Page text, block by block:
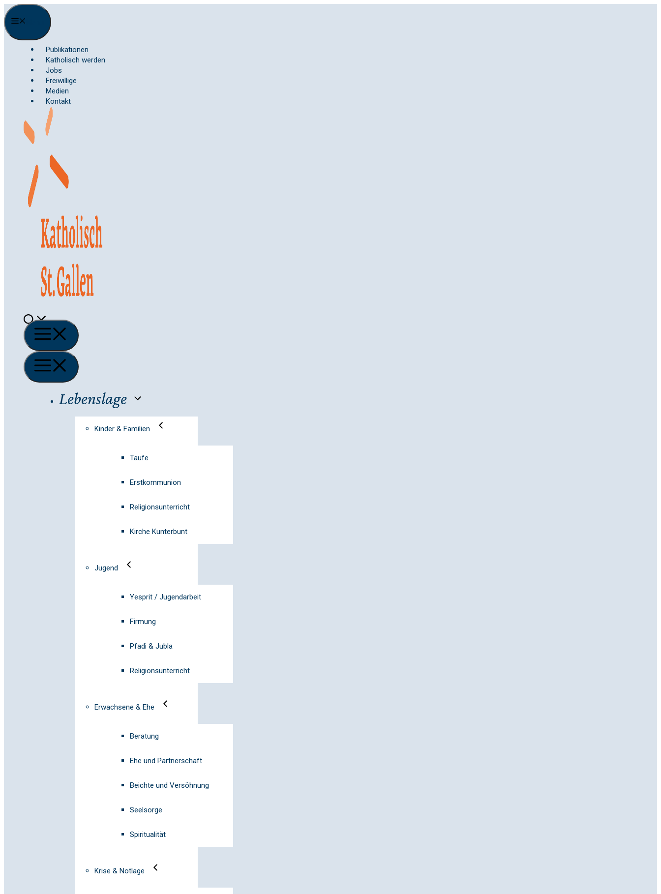
Springe
zum
Inhalt
Publikationen
Katholisch werden
Jobs
Freiwillige
Medien
Kontakt
Menü
Menü
Lebenslage
Kinder & Familien
Taufe
Erstkommunion
Religionsunterricht
Kirche Kunterbunt
Jugend
Yesprit / Jugendarbeit
Firmung
Pfadi & Jubla
Religionsunterricht
Erwachsene & Ehe
Beratung
Ehe und Partnerschaft
Beichte und Versöhnung
Seelsorge
Spiritualität
Krise & Notlage